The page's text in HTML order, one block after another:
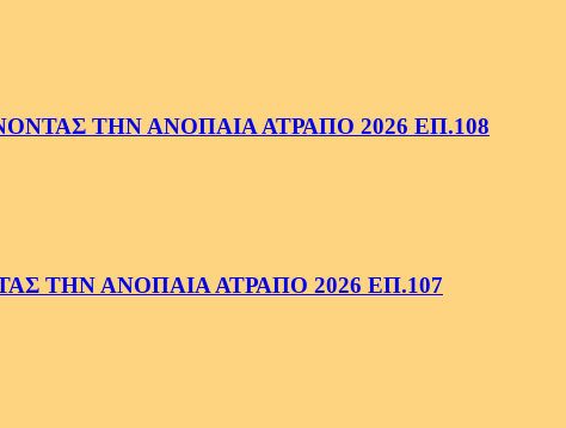
ΤΗΝ ΑΝΟΠΑΙΑ ΑΤΡΑΠΟ 2026 ΕΠ.108
ΤΗΝ ΑΝΟΠΑΙΑ ΑΤΡΑΠΟ 2026 ΕΠ.107